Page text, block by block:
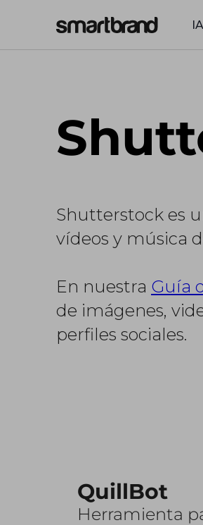
IA
Shutterstock es
vídeos y música
En nuestra Guía
de imágenes,
perfiles sociales.
QuillBot
Herramienta